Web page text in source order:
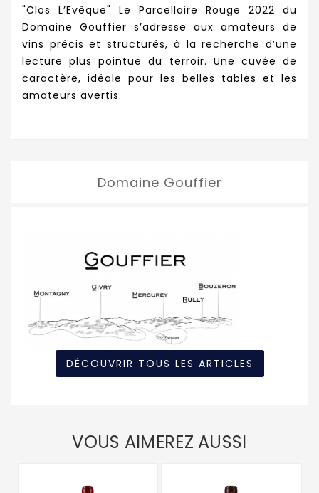
"Clos L’Evêque" Le Parcellaire Rouge 2022 du
Domaine Gouffier s’adresse aux amateurs de
vins précis et structurés, à la recherche d’une
lecture plus pointue du terroir. Une cuvée de
caractère, idéale pour les belles tables et les
amateurs avertis.
Domaine Gouffier
DÉCOUVRIR TOUS LES ARTICLES
VOUS AIMEREZ AUSSI